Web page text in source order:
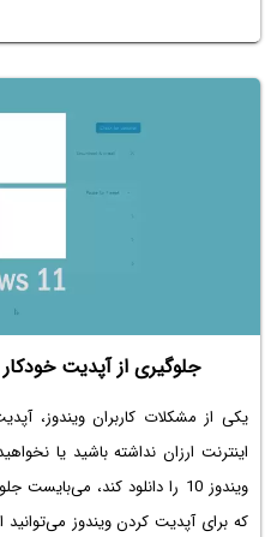
جلوگیری از آپدیت
یکی از مشکلات کاربران ویندوز،
ویندوز 10 را دانلود کند،
که برای آپدیت کردن ویندوز می‌توانید